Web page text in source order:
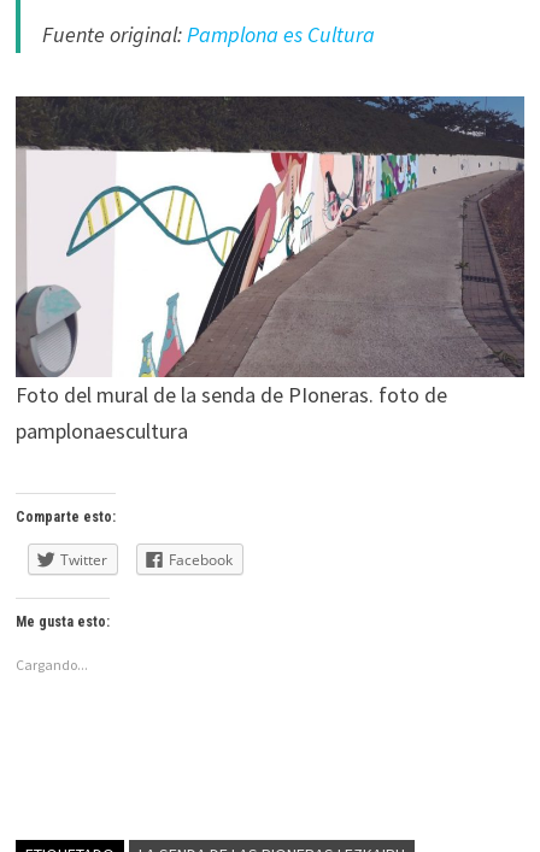
Fuente original:Pamplona es Cultura
Foto del mural de la senda de PIoneras. foto de
pamplonaescultura
Comparte esto:
Twitter Facebook
Me gusta esto:
Cargando...